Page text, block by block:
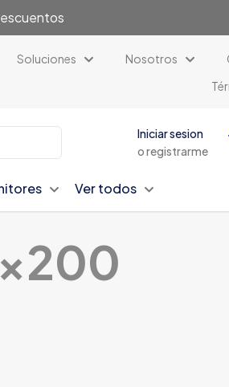
Soluciones Nosotros
Iniciar sesion
o registrarme
Ver todos